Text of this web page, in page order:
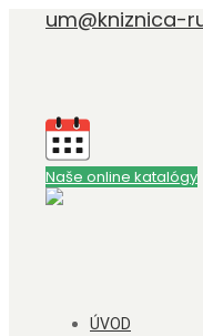
um@kniznica-
Naše online katalógy
ÚVOD